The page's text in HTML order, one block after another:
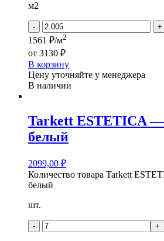
м2
- +
1561 ₽/м2
от 3130 ₽
В корзину
Цену уточняйте у менеджера
В наличии
Tarkett ESTETICA
белый
2099,00 ₽
Количество товара Tarkett
белый
шт.
- +